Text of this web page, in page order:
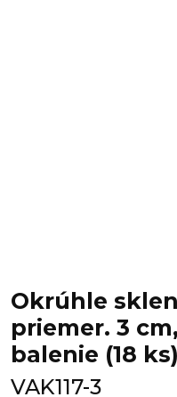
Okrúhle
priemer. 3
balenie (18 ks)
VAK117-3